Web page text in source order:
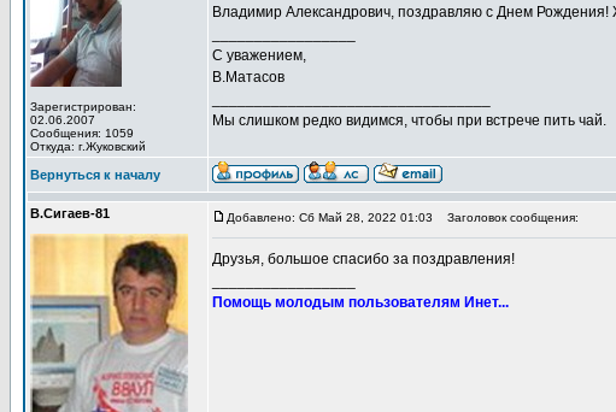
Зарегистрирован:
02.06.2007
Сообщения: 1059
Откуда: г.Жуковский
Владимир Александрович, поздравляю с Днем Рождения!
С уважением,
В.Матасов
Мы слишком редко видимся, чтобы при встрече пить чай.
Вернуться к началу
В.Сигаев-81 Добавлено: Сб Май 28, 2022 01:03 Заголовок сообщения:
Друзья, большое спасибо за поздравления!
Помощь молодым пользователям Инет...